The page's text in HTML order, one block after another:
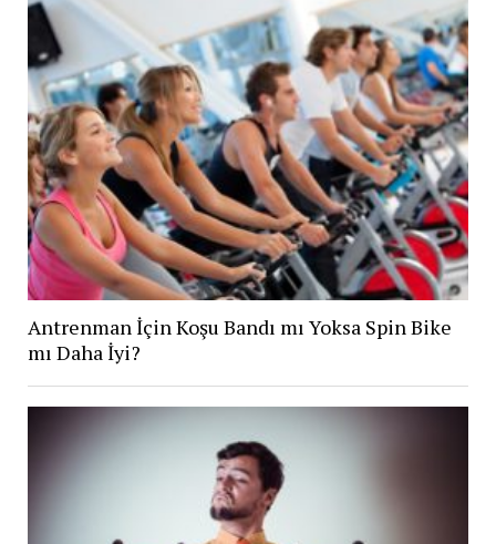
Antrenman İçin Koşu Bandı mı Yoksa Spin Bike
mı Daha İyi?